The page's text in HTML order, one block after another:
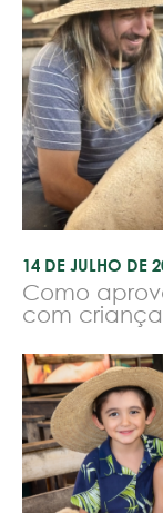
14 DE JULHO DE
Como
com